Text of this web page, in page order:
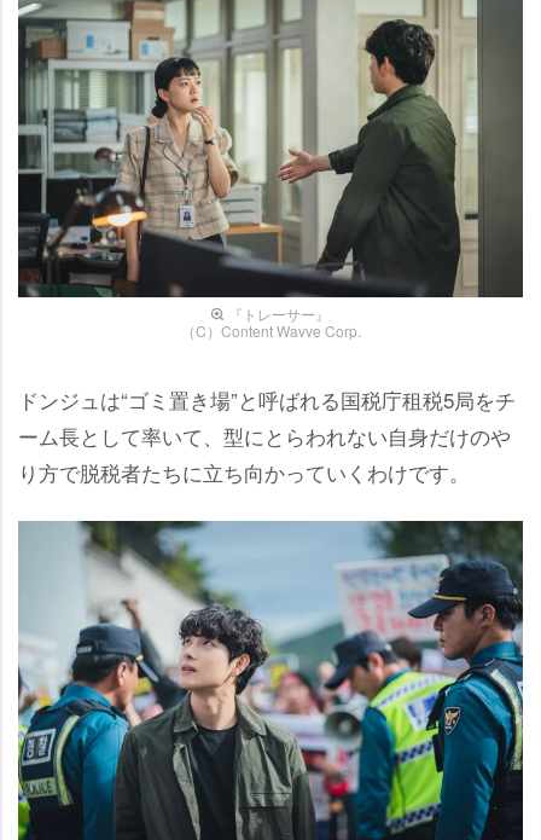
『トレーサー』
（C）Content Wavve Corp.
ドンジュは“ゴミ置き場”と呼ばれる国税庁租税5局をチ
ーム長として率いて、型にとらわれない自身だけの
り方で脱税者たちに立ち向かっていくわけです。